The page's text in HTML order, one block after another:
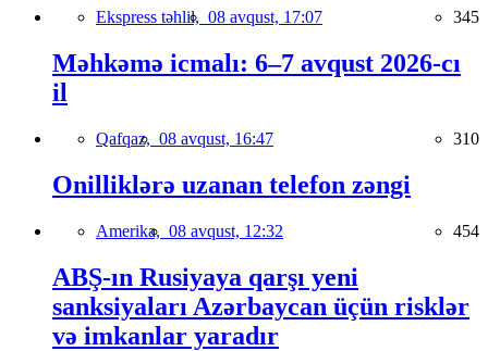
Ekspress təhlil, 08 avqust, 17:07 345
Məhkəmə icmalı: 6–7 avqust 2026-cı
il
Qafqaz, 08 avqust, 16:47 310
Onilliklərə uzanan telefon zəngi
Amerika, 08 avqust, 12:32 454
ABŞ-ın Rusiyaya qarşı yeni
sanksiyaları Azərbaycan üçün risklər
və imkanlar yaradır